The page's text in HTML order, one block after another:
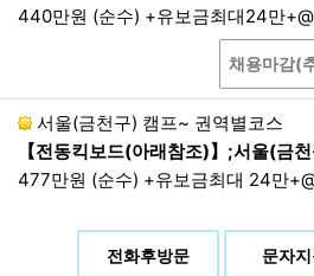
<보관정보/보존
표시/광고에 관한
컴퓨터통신 또는
4.관련 법령에 그 근거가 없
실을 예방하거나, 범죄 및
하는 경우 회사방침에 따라
그 목적을 달성하기 위한 최
<보관정보/보존기
440만원 (순수) +유보금최대24만
상담
채용마감(
서울(금천구) 캠프~ 권역별코스
【전동킥보드(아래참조)】;서울(금천구)
477만원 (순수) +유보금최대 24만
전화후방문
문자